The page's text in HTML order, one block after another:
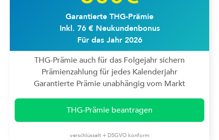
Garantierte THG-Prämie
Inkl. 76 € Neukundenbonus
Für das Jahr 2026
THG-Prämie auch für das Folgejahr sichern
Prämienzahlung für jedes Kalenderjahr
Garantierte Prämie unabhängig vom Markt
THG-Prämie beantragen
verschlüsselt + DSGVO konform